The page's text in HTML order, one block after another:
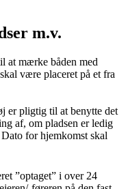
m.v.
at mærke båden med
være placeret på et fra
er pligtig til at benytte det
af, om pladsen er ledig
for hjemkomst skal
”optaget” i over 24